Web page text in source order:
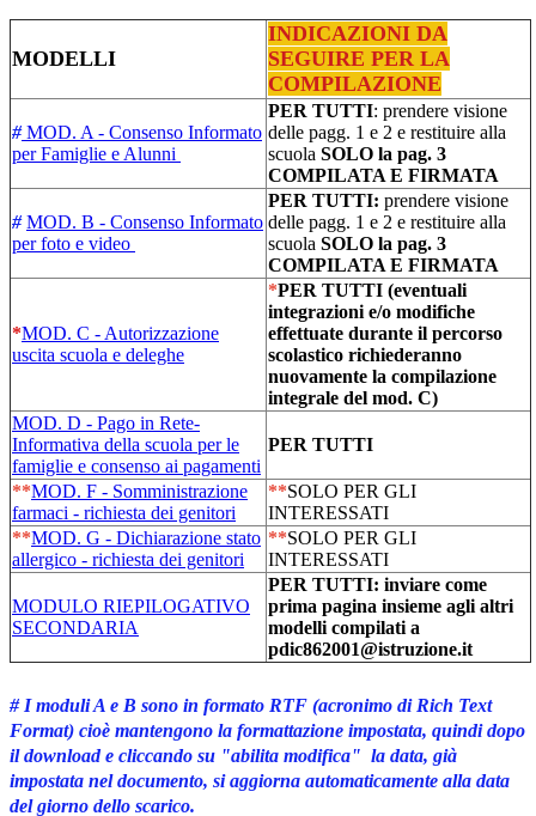
MODELLI
INDICAZIONI DA
SEGUIRE PER LA
COMPILAZIONE
#MOD. A - Consenso Informato
per Famiglie e Alunni
PER TUTTI: prendere visione
delle pagg. 1 e 2 e restituire alla
scuola SOLO la pag. 3
COMPILATA E FIRMATA
#MOD. B - Consenso Informato
per foto e video
PER TUTTI: prendere visione
delle pagg. 1 e 2 e restituire alla
scuola SOLO la pag. 3
COMPILATA E FIRMATA
*MOD. C - Autorizzazione
uscita scuola e deleghe
*PER TUTTI (eventuali
integrazioni e/o modifiche
effettuate durante il percorso
scolastico richiederanno
nuovamente la compilazione
integrale del mod. C)
MOD. D - Pago in Rete-
Informativa della scuola per le
famiglie e consenso ai pagamenti
PER TUTTI
**MOD. F - Somministrazione
farmaci - richiesta dei genitori
**SOLO PER GLI
INTERESSATI
**MOD. G - Dichiarazione stato
allergico - richiesta dei genitori
**SOLO PER GLI
INTERESSATI
MODULO RIEPILOGATIVO
SECONDARIA
PER TUTTI: inviare come
prima pagina insieme agli altri
modelli compilati a
pdic862001@istruzione.it
# I moduli A e B sono in formato RTF (acronimo di Rich Text
Format) cioè mantengono la formattazione impostata, quindi dopo
il download e cliccando su "abilita modifica" la data, già
impostata nel documento, si aggiorna automaticamente alla data
del giorno dello scarico.